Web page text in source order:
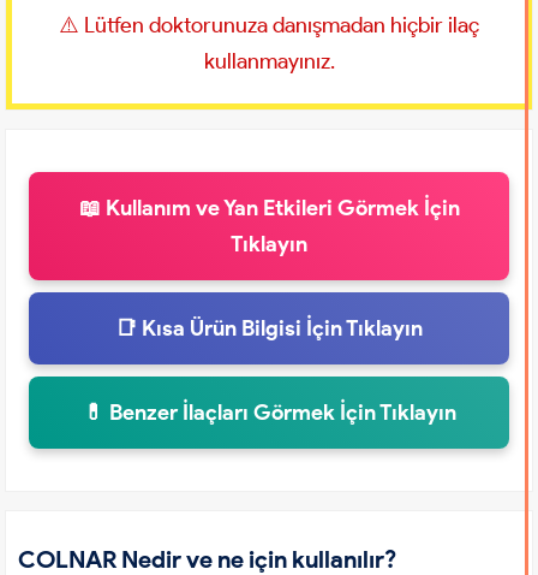
⚠️ Lütfen doktorunuza danışmadan hiçbir ilaç
kullanmayınız.
📖 Kullanım ve Yan Etkileri Görmek İçin
Tıklayın
📑 Kısa Ürün Bilgisi İçin Tıklayın
💊 Benzer İlaçları Görmek İçin Tıklayın
COLNAR Nedir ve ne için kullanılır?